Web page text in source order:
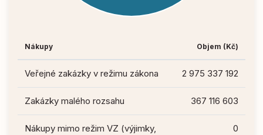
Nákupy Objem (Kč)
Veřejné zakázky v režimu zákona 2 975 337 192
Zakázky malého rozsahu 367 116 603
Nákupy mimo režim VZ (výjimky,
0